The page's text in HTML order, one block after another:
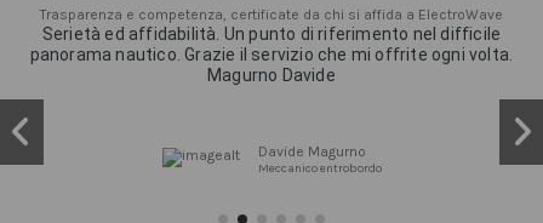
Trasparenza e competenza, certificate da chi si affida a ElectroWave
Serietà ed affidabilità. Un punto di riferimento nel difficile
panorama nautico. Grazie il servizio che mi offrite ogni volta.
Magurno Davide
Davide Magurno
Meccanico entrobordo